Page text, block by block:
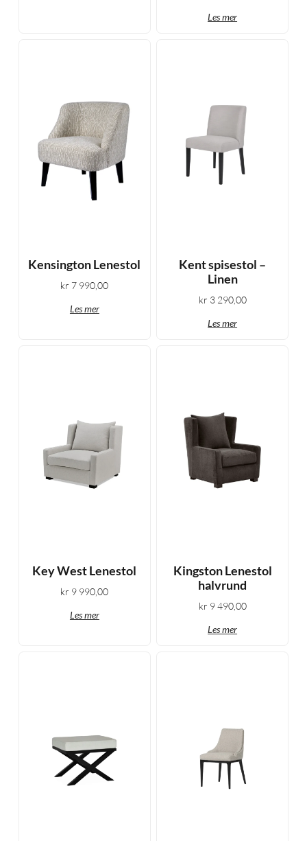
Les mer
Kensington Lenestol
kr 7 990,00
Les mer
Kent spisestol –
Linen
kr 3 290,00
Les mer
Key West Lenestol
kr 9 990,00
Les mer
Kingston Lenestol
halvrund
kr 9 490,00
Les mer